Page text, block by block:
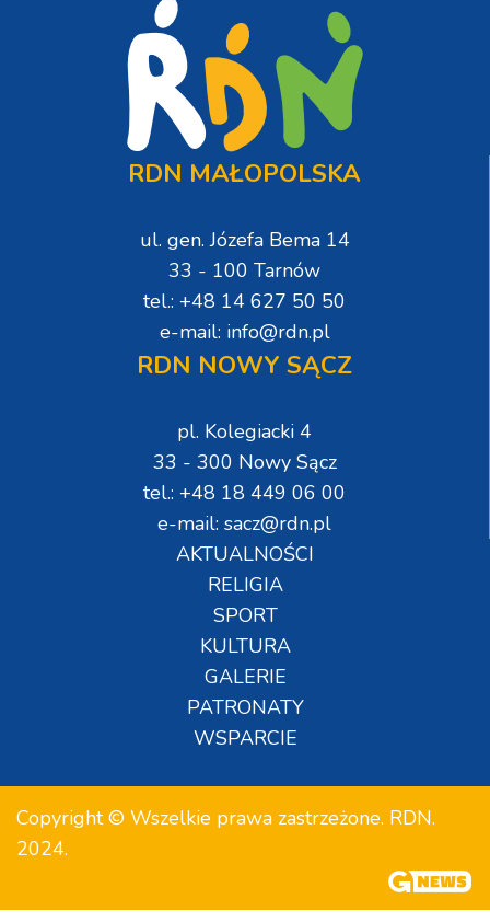
RDN MAŁOPOLSKA
ul. gen. Józefa Bema 14
33 - 100 Tarnów
tel.: +48 14 627 50 50
e-mail: info@rdn.pl
RDN NOWY SĄCZ
pl. Kolegiacki 4
33 - 300 Nowy Sącz
tel.: +48 18 449 06 00
e-mail: sacz@rdn.pl
AKTUALNOŚCI
RELIGIA
SPORT
KULTURA
GALERIE
PATRONATY
WSPARCIE
Copyright © Wszelkie prawa zastrzeżone. RDN.
2024.